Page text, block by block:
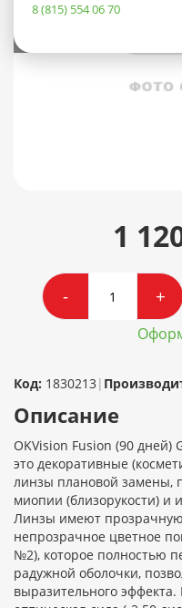
8 (815) 554 06 70
1
- +
Код: 1830213 |
Описание
OKVision Fusion (90 дней)
это декоративные
линзы плановой замены,
миопии (близорукости) и
Линзы имеют
непрозрачное цветное
№2), которое полностью
радужной оболочки,
выразительного